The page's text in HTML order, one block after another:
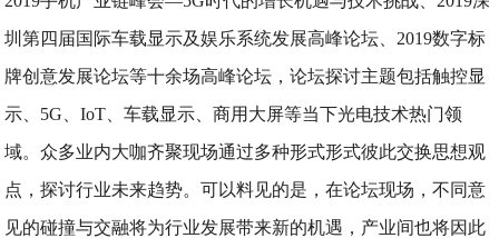
圳第四届国际车载显示及娱乐系统发展高峰论坛、2019数字标
牌创意发展论坛等十余场高峰论坛，论坛探讨主题包括触控显
示、5G、IoT、车载显示、商用大屏等当下光电技术热门领
域。众多业内大咖齐聚现场通过多种形式形式彼此交换思想观
点，探讨行业未来趋势。可以料见的是，在论坛现场，不同意
见的碰撞与交融将为行业发展带来新的机遇，产业间也将因此